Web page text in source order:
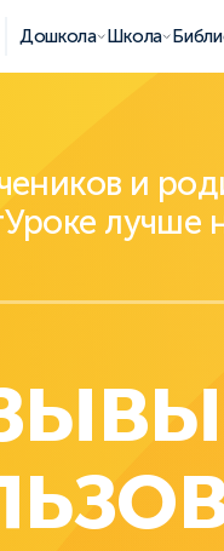
Дошкола Школа
и
лучше